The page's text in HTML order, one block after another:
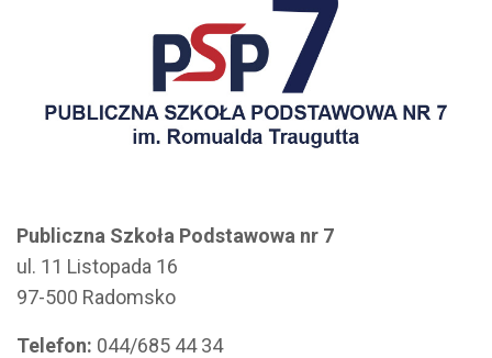
Publiczna Szkoła Podstawowa nr 7
ul. 11 Listopada 16
97-500 Radomsko
Telefon: 044/685 44 34